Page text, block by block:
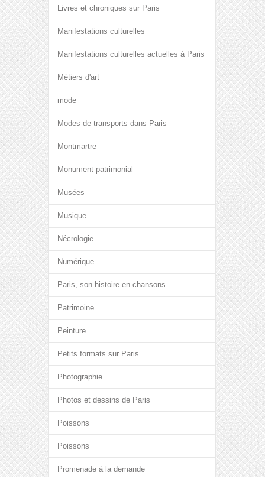
Livres et chroniques sur Paris
Manifestations culturelles
Manifestations culturelles actuelles à Paris
Métiers d'art
mode
Modes de transports dans Paris
Montmartre
Monument patrimonial
Musées
Musique
Nécrologie
Numérique
Paris, son histoire en chansons
Patrimoine
Peinture
Petits formats sur Paris
Photographie
Photos et dessins de Paris
Poissons
Poissons
Promenade à la demande